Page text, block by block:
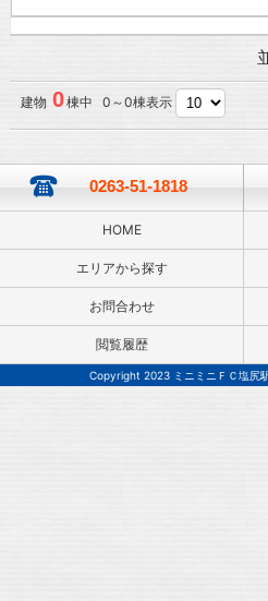
建物 0棟中 0～0棟表示
0263-51-1818
HOME
エリアから探す
お問合わせ
閲覧履歴
Copyright 2023 ミニミニＦＣ塩尻